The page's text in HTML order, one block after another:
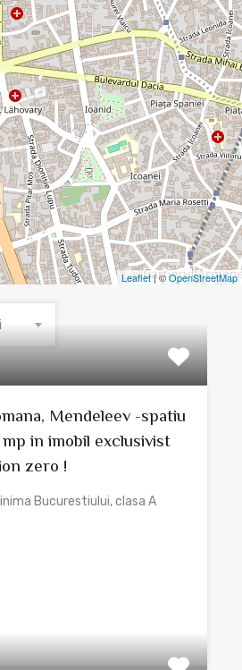
Leaflet| ©OpenStreetMap
Mendeleev -spatiu
in imobil exclusivist
zero !
Bucurestiului, clasa A